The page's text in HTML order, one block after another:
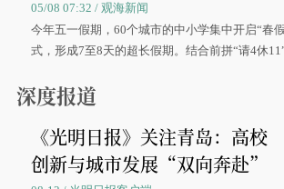
05/08 07:32 / 观海新闻
今年五一假期，60个城市的中小学集中开启“春
式，形成7至8天的超长假期。结合前拼“请4休
深度报道
《光明日报》关注青岛：高校
创新与城市发展“双向奔赴”